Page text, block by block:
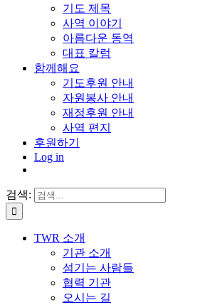
기도 제목
사역 이야기
아름다운 동역
대표 칼럼
함께해요
기도후원 안내
자원봉사 안내
재정후원 안내
사역 편지
후원하기
Log in
검색:
TWR 소개
기관 소개
섬기는 사람들
협력 기관
오시는 길